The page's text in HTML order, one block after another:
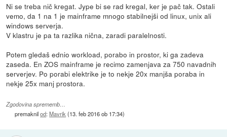
Ni se treba nič kregat. Jype bi se rad kregal, ker je pač tak. Ostali
vemo, da 1 na 1 je mainframe mnogo stabilnejši od linux, unix ali
windows serverja.
V klastru je pa ta razlika nična, zaradi paralelnosti.
Potem gledaš ednio workload, porabo in prostor, ki ga zadeva
zaseda. En ZOS mainframe je recimo zamenjava za 750 navadnih
serverjev. Po porabi elektrike je to nekje 20x manjša poraba in
nekje 25x manj prostora.
Zgodovina sprememb…
premaknilod:Mavrik (13. feb 2016 ob 17:34)